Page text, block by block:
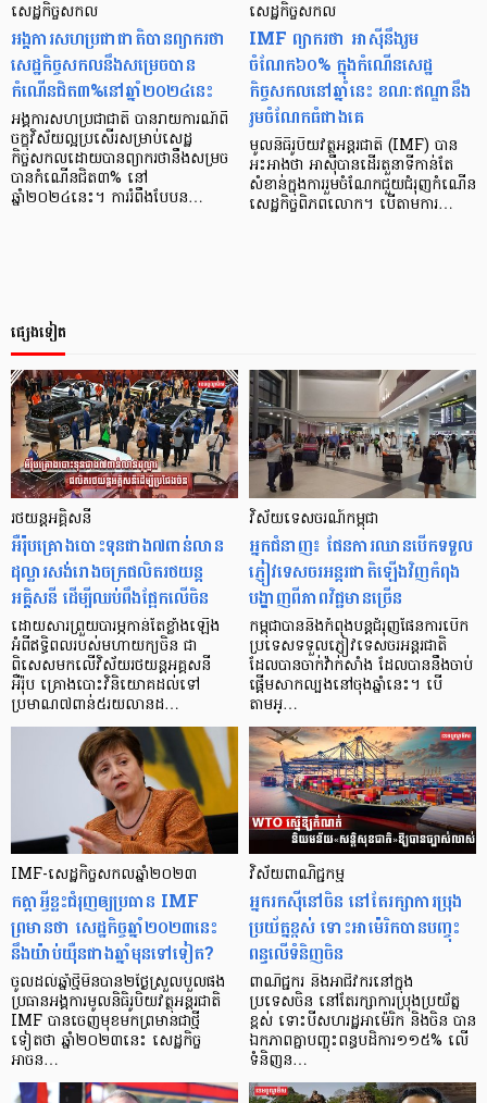
សេដ្ឋកិច្ចសកល
អង្គការសហប្រជាជាតិបានព្យាករថា
សេដ្ឋកិច្ចសកលនឹងសម្រេចបាន
កំណើនជិត៣%នៅឆ្នាំ២០២៤នេះ
អង្គការសហប្រជាជាតិ បានរាយការណ៍ពី
ចក្ខុវិស័យល្អប្រសើរសម្រាប់សេដ្ឋ
កិច្ចសកលដោយបានព្យាករថានឹងសម្រច
បានកំណើនជិត៣% នៅ
ឆ្នាំ២០២៤នេះ។ ការរំពឹងបែបន…
សេដ្ឋកិច្ចសកល
IMF ព្យាករថា អាស៊ីនឹងរួម
ចំណែក៦០% ក្នុងកំណើនសេដ្ឋ
កិច្ចសកលនៅឆ្នាំនេះ ខណៈឥណ្ឌានឹង
រួមចំណែកធំជាងគេ
មូលនិធិរូបិយវត្ថុអន្តរជាតិ (IMF) បាន
អះអាងថា អាស៊ីបានដើរតួនាទីកាន់តែ
សំខាន់ក្នុងការរួមចំណែកជួយជំរុញកំណើន
សេដ្ឋកិច្ចពិភពលោក។ បើតាមការ…
ផ្សេងទៀត
រថយន្តអគ្គិសនី
អឺរ៉ុបគ្រោងបោះទុនជាង៧ពាន់លាន
ដុល្លារសង់រោងចក្រផលិតរថយន្ត
អគ្គិសនី ដើម្បីឈប់ពឹងផ្អែកលើចិន
ដោយសារព្រួយបារម្ភកាន់តែខ្លាំងឡើង
អំពីឥទ្ធិពលរបស់មហាយក្យចិន ជា
ពិសេសមកលើវិស័យរថយន្តអគ្គសនី
អឺរ៉ុប គ្រោងបោះវិនិយោគដល់ទៅ
ប្រមាណ៧ពាន់៥រយលានដ…
វិស័យទេសចរណ៍កម្ពុជា
អ្នកជំនាញ៖ ផែនការឈានបើកទទួល
ភ្ញៀវទេសចរអន្តរជាតិឡើងវិញកំពុង
បង្ហាញពីភាពវិជ្ជមានច្រើន
កម្ពុជាបាននិងកំពុងបន្ដជំរុញផែនការបើក
ប្រទេសទទួលភ្ញៀវទេសចរអន្តរជាតិ
ដែលបានចាក់វ៉ាក់សាំង ដែលបាននឹងចាប់
ផ្ដើមសាកល្បងនៅចុងឆ្នាំនេះ។ បើ
តាមអ្…
IMF-សេដ្ឋកិច្ចសកលឆ្នាំ២០២៣
កត្តាអ្វីខ្លះជំរុញឲ្យប្រធាន IMF
ព្រមានថា សេដ្ឋកិច្ចឆ្នាំ២០២៣នេះ
នឹងយ៉ាប់យ៉ឺនជាងឆ្នាំមុនទៅទៀត?
ចូលដល់ឆ្នាំថ្មីមិនបាន២ថ្ងៃស្រួលបួលផង
ប្រធានអង្គការមូលនិធិរូបិយវត្ថុអន្តរជាតិ
IMF បានចេញមុខមកព្រមានជាថ្មី
ទៀតថា ឆ្នាំ២០២៣នេះ សេដ្ឋកិច្ច
អាចន…
វិស័យពាណិជ្ជកម្ម
អ្នករកស៊ីនៅចិន នៅតែរក្សាការប្រុង
ប្រយ័ត្នខ្ពស់ ទោះអាម៉េរិកបានបញ្ចុះ
ពន្ធលើទំនិញចិន
ពាណិជ្ជករ និងអាជីវករនៅក្នុង
ប្រទេសចិន នៅតែរក្សាការប្រុងប្រយ័ត្ន
ខ្ពស់ ទោះបីសហរដ្ឋអាម៉េរិក និងចិន បាន
ឯកភាពគ្នាបញ្ចុះពន្ធបដិការ១១៥% លើ
ទំនិញន…